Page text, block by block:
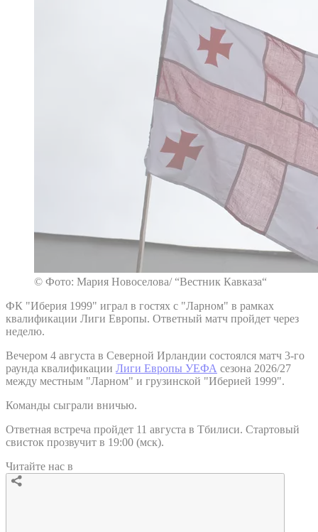
© Фото: Мария Новоселова/ “Вестник Кавказа“
ФК "Иберия 1999" играл в гостях с "Ларном" в рамках
квалификации Лиги Европы. Ответный матч пройдет через
неделю.
Вечером 4 августа в Северной Ирландии состоялся матч 3-го
раунда квалификации Лиги Европы УЕФА сезона 2026/27
между местным "Ларном" и грузинской "Иберией 1999".
Команды сыграли вничью.
Ответная встреча пройдет 11 августа в Тбилиси. Стартовый
свисток прозвучит в 19:00 (мск).
Читайте нас в